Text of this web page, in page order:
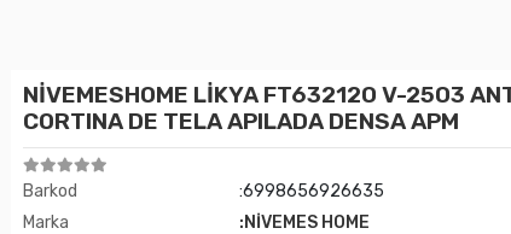
NİVEMESHOME LİKYA FT632120 V-2503
CORTINA DE TELA APILADA DENSA APM
Barkod
:6998656926635
Marka
:NİVEMES HOME